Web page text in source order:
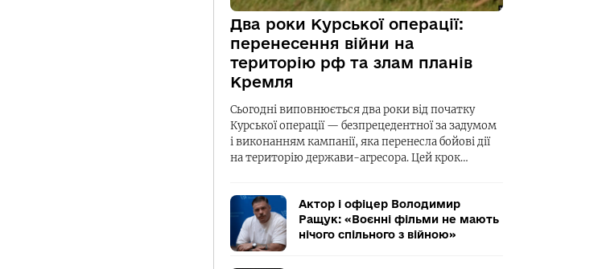
Два роки Курської операції:
перенесення війни на
територію рф та злам планів
Кремля
Сьогодні виповнюється два роки від початку
Курської операції — безпрецедентної за задумом
і виконанням кампанії, яка перенесла бойові дії
на територію держави-агресора. Цей крок…
Актор і офіцер Володимир
Ращук: «Воєнні фільми не мають
нічого спільного з війною»